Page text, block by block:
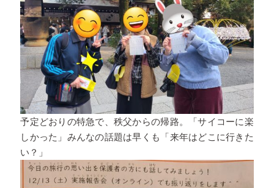
予定どおりの特急で、秩父からの帰路。「サイコーに楽
しかった」みんなの話題は早くも「来年はどこに行きた
い？」